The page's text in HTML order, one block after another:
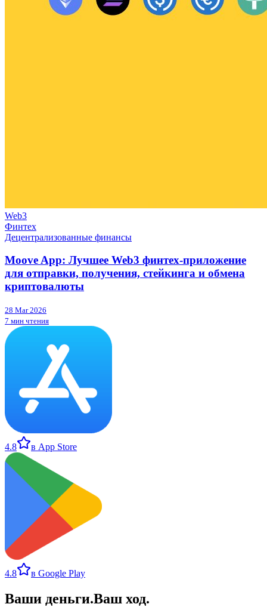
Web3
Финтех
Децентрализованные финансы
Moove App: Лучшее Web3 финтех-приложение
для отправки, получения, стейкинга и обмена
криптовалюты
28 Mar 2026
7 мин чтения
4.8 в App Store
4.8 в Google Play
Ваши деньги.Ваш ход.